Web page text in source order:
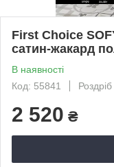
First Choice
сатин-жакард
В наявності
Код: 55841
Роздріб
2 520 ₴